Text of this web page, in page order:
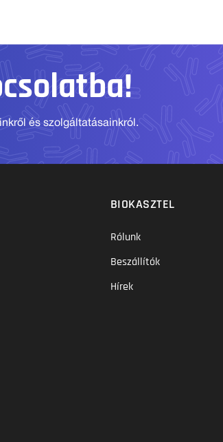
és szolgáltatásainkról.
BIOKASZTEL
Rólunk
Beszállítók
Hírek